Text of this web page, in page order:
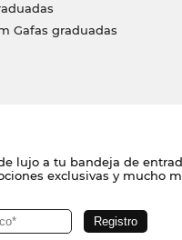
Gafas graduadas
lujo a tu bandeja de
exclusivas y mucho